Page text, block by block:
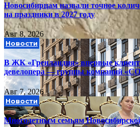
Новосибирцам назвали точное
на праздники в 2027 году
Авг 8, 2026
Новости
В ЖК «Гренландия» впервые
девелопера — группы компаний
Авг 7, 2026
Новости
Многодетным семьям